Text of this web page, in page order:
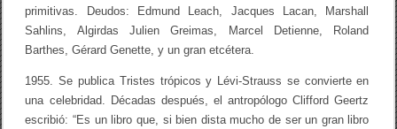
primitivas. Deudos: Edmund Leach, Jacques Lacan, Marshall
Sahlins, Algirdas Julien Greimas, Marcel Detienne, Roland
Barthes, Gérard Genette, y un gran etcétera.
1955. Se publica Tristes trópicos y Lévi-Strauss se convierte en
una celebridad. Décadas después, el antropólogo Clifford Geertz
escribió: “Es un libro que, si bien dista mucho de ser un gran libro